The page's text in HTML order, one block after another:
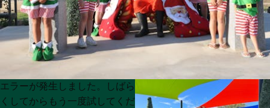
Product
List
Product
List
エラーが発生しました。しばら
くしてからもう一度試してくだ